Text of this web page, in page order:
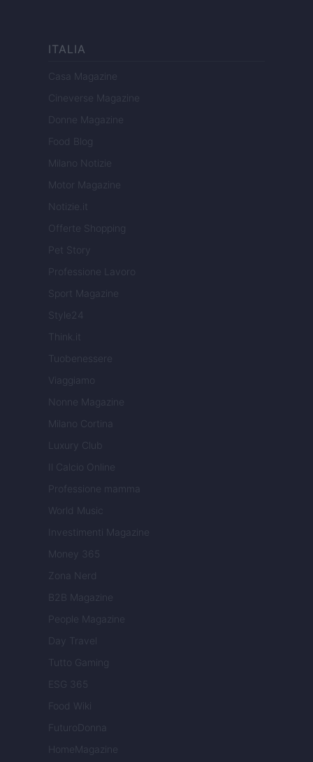
ITALIA
Casa Magazine
Cineverse Magazine
Donne Magazine
Food Blog
Milano Notizie
Motor Magazine
Notizie.it
Offerte Shopping
Pet Story
Professione Lavoro
Sport Magazine
Style24
Think.it
Tuobenessere
Viaggiamo
Nonne Magazine
Milano Cortina
Luxury Club
Il Calcio Online
Professione mamma
World Music
Investimenti Magazine
Money 365
Zona Nerd
B2B Magazine
People Magazine
Day Travel
Tutto Gaming
ESG 365
Food Wiki
FuturoDonna
HomeMagazine